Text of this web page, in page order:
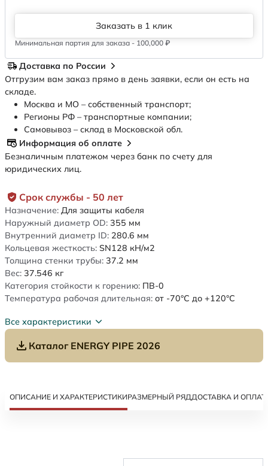
Срок службы - 50 лет
Назначение: Для защиты кабеля
Наружный диаметр OD: 355 мм
Внутренний диаметр ID: 280.6 мм
Кольцевая жесткость: SN128 кН/м2
Толщина стенки трубы: 37.2 мм
Вес: 37.546 кг
Категория стойкости к горению: ПВ-0
Температура рабочая длительная: от -70°C до +120°C
Все характеристики
Каталог ENERGY PIPE 2026
Заказать в 1 клик
Минимальная партия для заказа - 100,000 ₽
Доставка по России
Отгрузим вам заказ прямо в день заявки, если он есть на
складе.
Москва и МО – собственный транспорт;
Регионы РФ – транспортные компании;
Самовывоз – склад в Московской обл.
Информация об оплате
Безналичным платежом через банк по счету для
юридических лиц.
ОПИСАНИЕ И ХАРАКТЕРИСТИКИРАЗМЕРНЫЙ РЯДДОСТАВКА И